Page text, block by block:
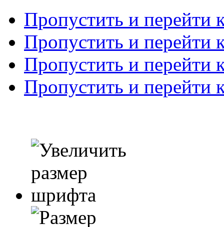
Пропустить и перейти
Пропустить и перейти
Пропустить и перейти
Пропустить и перейти